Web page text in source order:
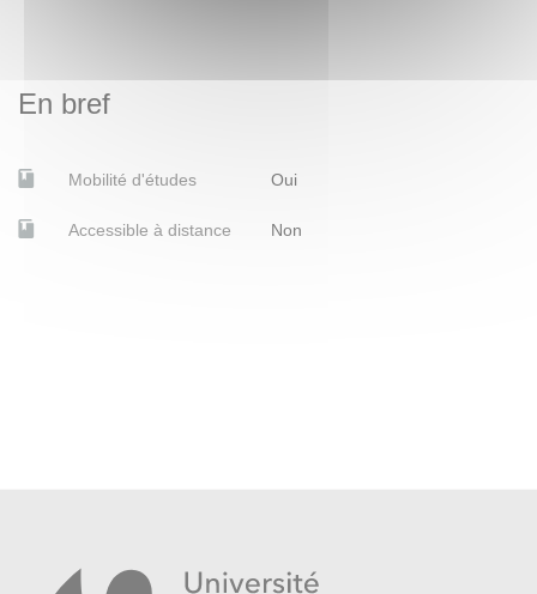
En bref
Mobilité d'études Oui
Accessible à distance Non